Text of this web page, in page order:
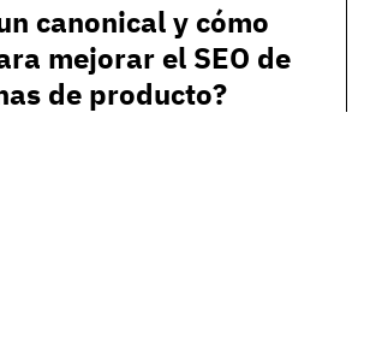
canonical y cómo
mejorar el SEO de
de producto?